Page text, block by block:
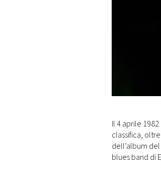
Il 4 aprile
classifica,
dell’album del
blues band di